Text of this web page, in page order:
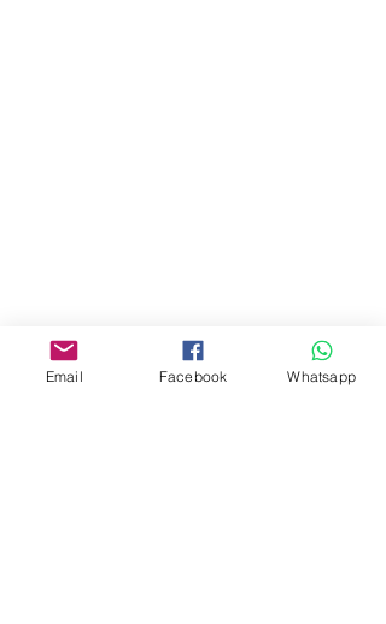
Yau Ma Tei, Hong Kong.
Email Facebook Whatsapp